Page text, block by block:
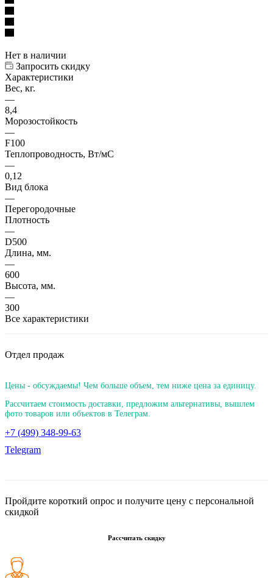
Нет в наличии
Запросить скидку
Характеристики
Вес, кг.
—
8,4
Морозостойкость
—
F100
Теплопроводность, Вт/мC
—
0,12
Вид блока
—
Перегородочные
Плотность
—
D500
Длина, мм.
—
600
Высота, мм.
—
300
Все характеристики
Отдел продаж
Цены - обсуждаемы! Чем больше объем, тем ниже цена за единицу.
Рассчитаем стоимость доставки, предложим альтернативы, вышлем
фото товаров или объектов в Телеграм.
+7 (499) 348-99-63
Telegram
Пройдите короткий опрос и получите цену с персональной
скидкой
Рассчитать скидку